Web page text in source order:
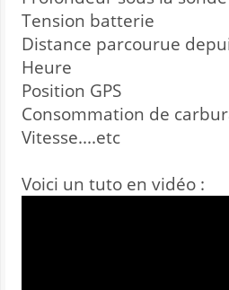
Tension batterie
Distance parcourue
Heure
Position GPS
Consommation de
Vitesse....etc
Voici un tuto en vidéo :